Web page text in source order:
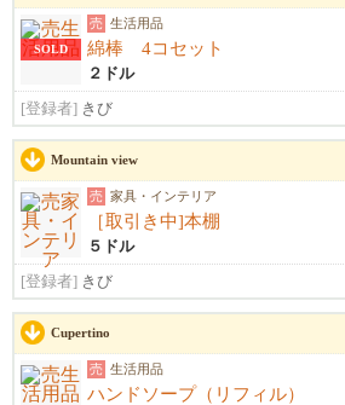
SOLD
売 生活用品
綿棒 4コセット
２ドル
[登録者] きび
Mountain view
売 家具・インテリア
［取引き中]本棚
５ドル
[登録者] きび
Cupertino
売 生活用品
ハンドソープ（リフィル）